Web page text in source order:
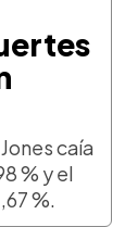
caía
% y el
%.